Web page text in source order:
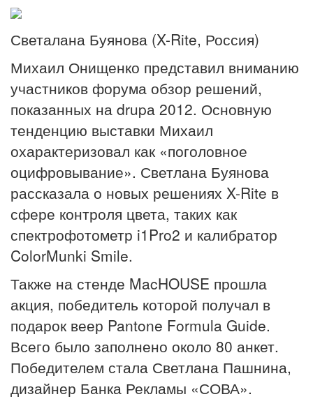
Светалана Буянова (X-Rite, Россия)
Михаил Онищенко представил вниманию
участников форума обзор решений,
показанных на drupа 2012. Основную
тенденцию выставки Михаил
охарактеризовал как «поголовное
оцифровывание». Светлана Буянова
рассказала о новых решениях X-Rite в
сфере контроля цвета, таких как
спектрофотометр i1Pro2 и калибратор
ColorMunki Smile.
Также на стенде MacHOUSE прошла
акция, победитель которой получал в
подарок веер Pantone Formula Guide.
Всего было заполнено около 80 анкет.
Победителем стала Светлана Пашнина,
дизайнер Банка Рекламы «СОВА».